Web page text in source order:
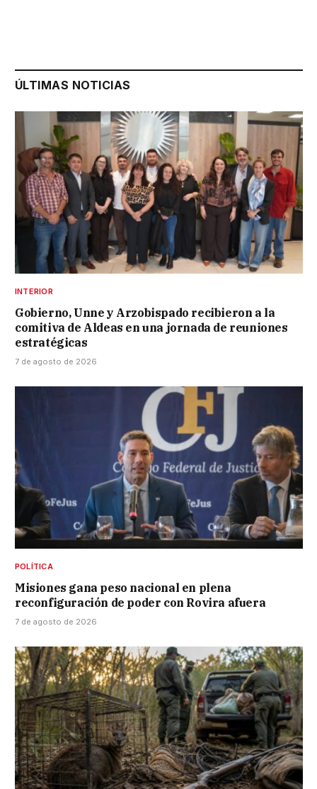
ÚLTIMAS NOTICIAS
INTERIOR
Gobierno, Unne y Arzobispado recibieron a la
comitiva de Aldeas en una jornada de reuniones
estratégicas
7 de agosto de 2026
POLÍTICA
Misiones gana peso nacional en plena
reconfiguración de poder con Rovira afuera
7 de agosto de 2026